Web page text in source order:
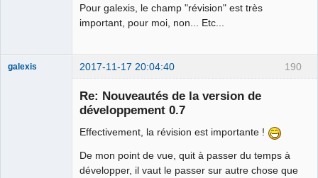
Pour galexis, le champ "révision" est très
important, pour moi, non... Etc...
190
galexis 2017-11-17 20:04:40
Re: Nouveautés de la version de
développement 0.7
Effectivement, la révision est importante !
De mon point de vue, quit à passer du temps à
développer, il vaut le passer sur autre chose que